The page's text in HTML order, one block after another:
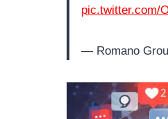
pic.twitter.com/
— Romano